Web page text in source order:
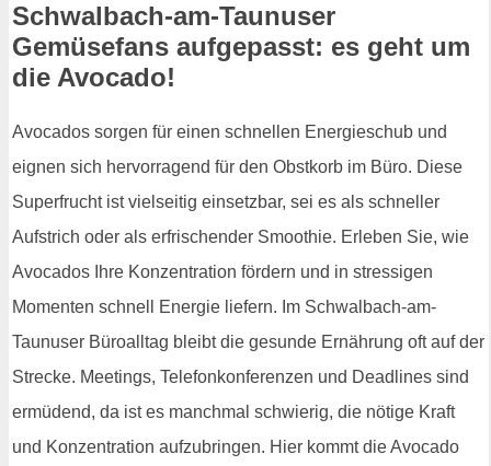
Schwalbach-am-Taunuser
Gemüsefans aufgepasst: es geht um
die Avocado!
Avocados sorgen für einen schnellen Energieschub und
eignen sich hervorragend für den Obstkorb im Büro. Diese
Superfrucht ist vielseitig einsetzbar, sei es als schneller
Aufstrich oder als erfrischender Smoothie. Erleben Sie, wie
Avocados Ihre Konzentration fördern und in stressigen
Momenten schnell Energie liefern. Im Schwalbach-am-
Taunuser Büroalltag bleibt die gesunde Ernährung oft auf der
Strecke. Meetings, Telefonkonferenzen und Deadlines sind
ermüdend, da ist es manchmal schwierig, die nötige Kraft
und Konzentration aufzubringen. Hier kommt die Avocado